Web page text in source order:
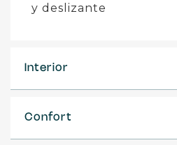
y deslizante
Interior
Confort